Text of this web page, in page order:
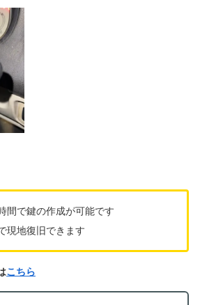
間で鍵の作成が可能です
現地復旧できます
こちら